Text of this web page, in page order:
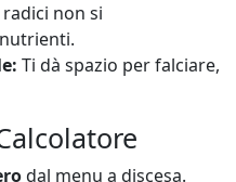
radici non si
Ti dà spazio per falciare,
dal menu a discesa.